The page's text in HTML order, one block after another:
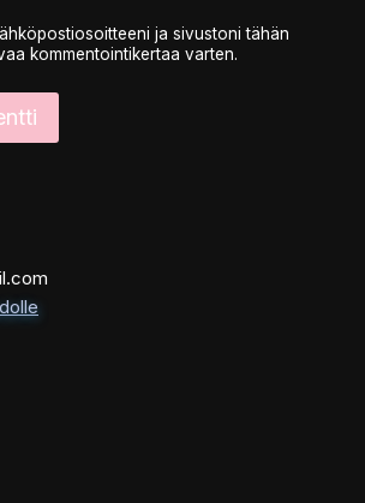
ja sivustoni tähän
kommentointikertaa varten.